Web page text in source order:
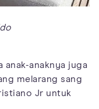
anak-anaknya juga
melarang sang
Jr untuk